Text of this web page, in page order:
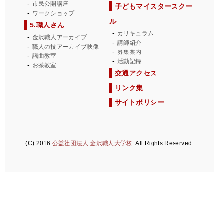
市民公開講座
ワークショップ
5.職人さん
金沢職人アーカイブ
職人の技アーカイブ映像
謡曲教室
お茶教室
子どもマイスタースクー
ル
カリキュラム
講師紹介
募集案内
活動記録
交通アクセス
リンク集
サイトポリシー
(C) 2016 公益社団法人 金沢職人大学校 All Rights Reserved.